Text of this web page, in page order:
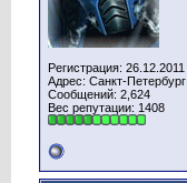
Регистрация: 26.12.2011
Адрес: Санкт-Петербург
Сообщений: 2,624
Вес репутации: 1408